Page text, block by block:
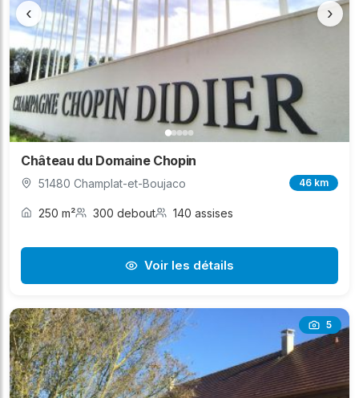
‹ ›
Château du Domaine Chopin
51480 Champlat-et-Boujaco 46 km
250 m² 300 debout 140 assises
Voir les détails
5